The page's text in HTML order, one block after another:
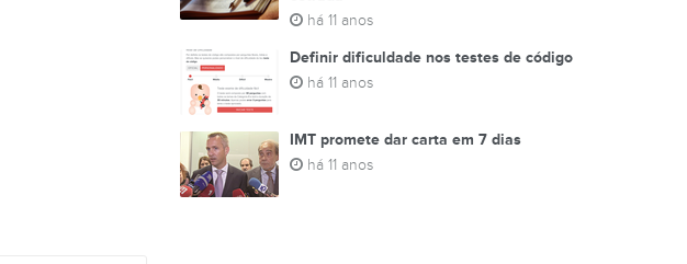
há 11 anos
Definir dificuldade nos testes de código
há 11 anos
IMT promete dar carta em 7 dias
há 11 anos